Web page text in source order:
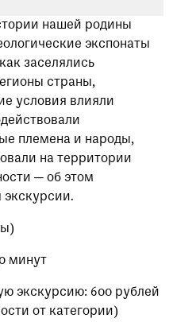
нашей родины
экспонаты
заселялись
страны,
условия влияли
племена и народы,
на территории
— об этом
минут
экскурсию: 600 рублей
от категории)